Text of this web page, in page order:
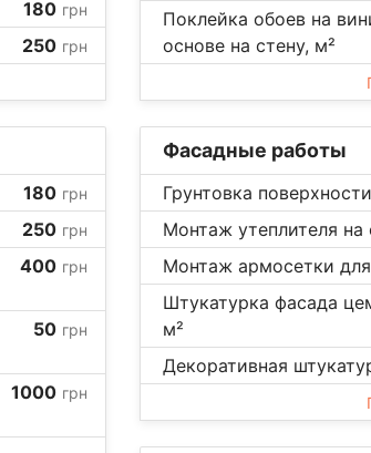
180 грн
250 грн
180 грн
250 грн
400 грн
50 грн
1000 грн
Поклейка обоев на
основе на стену, м²
Фасадные работы
Грунтовка
Монтаж утеплителя на
Монтаж армосетки
Штукатурка фасада
м²
Декоративная